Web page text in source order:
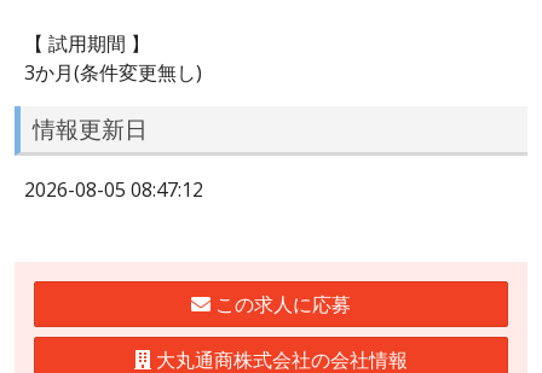
【 試用期間 】
3か月(条件変更無し)
情報更新日
2026-08-05 08:47:12
この求人に応募
大丸通商株式会社の会社情報